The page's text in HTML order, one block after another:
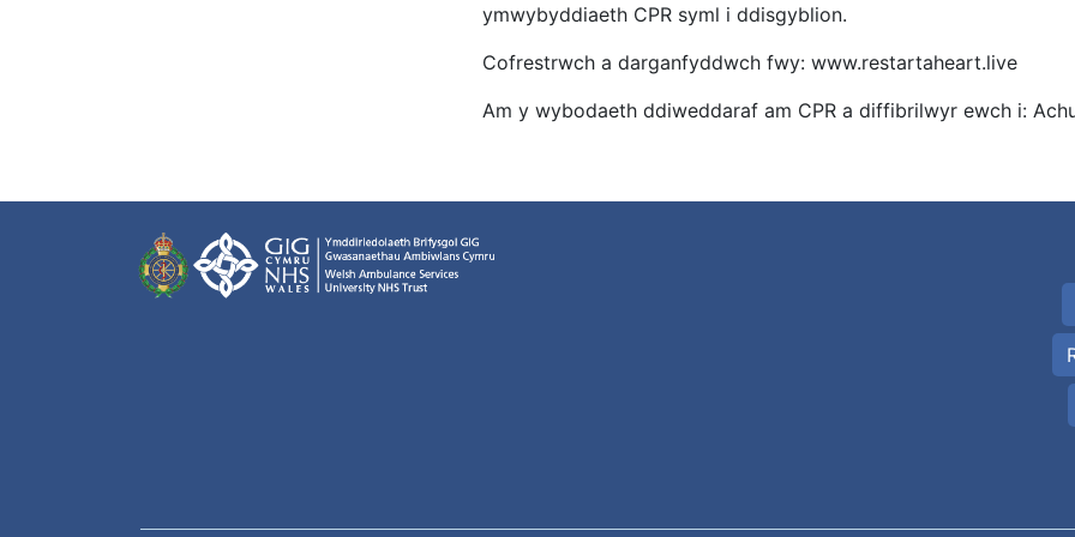
ymwybyddiaeth CPR syml i ddisgyblion.
Cofrestrwch a darganfyddwch fwy: www.restartaheart.live
Am y wybodaeth ddiweddaraf am CPR a diffibrilwyr ewch i: